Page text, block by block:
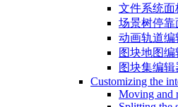
文件系统面
场景树停靠
动画轨道编
图块地图编
图块集编辑
Customizing the
Moving and